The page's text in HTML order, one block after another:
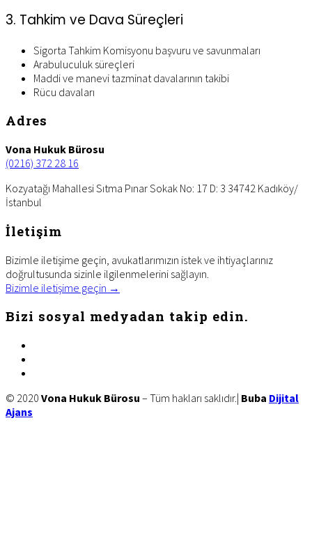
3. Tahkim ve Dava Süreçleri
Sigorta Tahkim Komisyonu başvuru ve savunmaları
Arabuluculuk süreçleri
Maddi ve manevi tazminat davalarının takibi
Rücu davaları
Footer
Adres
Vona Hukuk Bürosu
(0216) 372 28 16
Kozyatağı Mahallesi Sıtma Pınar Sokak No: 17 D: 3 34742 Kadıköy/
İstanbul
İletişim
Bizimle iletişime geçin, avukatlarımızın istek ve ihtiyaçlarınız
doğrultusunda sizinle ilgilenmelerini sağlayın.
Bizimle iletişime geçin →
Bizi sosyal medyadan takip edin.
Site
© 2020 Vona Hukuk Bürosu – Tüm hakları saklıdır.| Buba Dijital
Ajans